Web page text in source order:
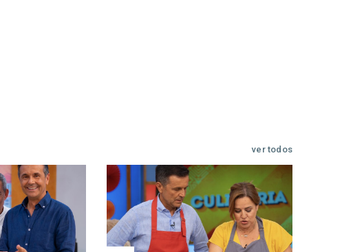
ver todos